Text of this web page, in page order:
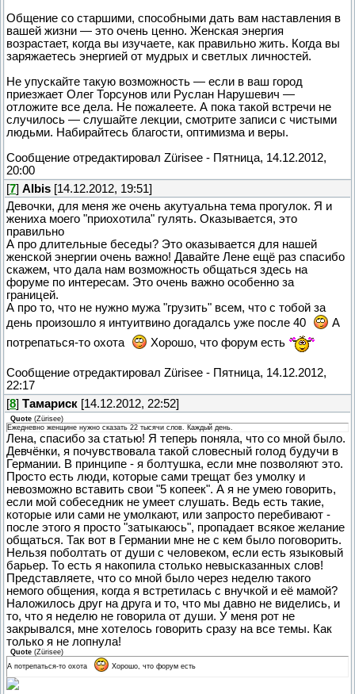
Общение со старшими, способными дать вам наставления в
вашей жизни — это очень ценно. Женская энергия
возрастает, когда вы изучаете, как правильно жить. Когда вы
заряжаетесь энергией от мудрых и светлых личностей.
Не упускайте такую возможность — если в ваш город
приезжает Олег Торсунов или Руслан Нарушевич —
отложите все дела. Не пожалеете. А пока такой встречи не
случилось — слушайте лекции, смотрите записи с чистыми
людьми. Набирайтесь благости, оптимизма и веры.
Сообщение отредактировал Zürisee - Пятница, 14.12.2012,
20:00
[7] Albis [14.12.2012, 19:51]
Девочки, для меня же очень акутуальна тема прогулок. Я и
жениха моего "приохотила" гулять. Оказывается, это
правильно
А про длительные беседы? Это оказывается для нашей
женской энергии очень важно! Давайте Лене ещё раз спасибо
скажем, что дала нам возможность общаться здесь на
форуме по интересам. Это очень важно особенно за
границей.
А про то, что не нужно мужа "грузить" всем, что с тобой за
день произошло я интуитвино догадалсь уже после 40
А
потрепаться-то охота
Хорошо, что форум есть
Сообщение отредактировал Zürisee - Пятница, 14.12.2012,
22:17
[8] Тамариск [14.12.2012, 22:52]
Quote (Zürisee)
Ежедневно женщине нужно сказать 22 тысячи слов. Каждый день.
Лена, спасибо за статью! Я теперь поняла, что со мной было.
Девчёнки, я почувствовала такой словесный голод будучи в
Германии. В принципе - я болтушка, если мне позволяют это.
Просто есть люди, которые сами трещат без умолку и
невозможно вставить свои "5 копеек". А я не умею говорить,
если мой собеседник не умеет слушать. Ведь есть такие,
которые или сами не умолкают, или запросто перебивают -
после этого я просто "затыкаюсь", пропадает всякое желание
общаться. Так вот в Германии мне не с кем было поговорить.
Нельзя поболтать от души с человеком, если есть языковый
барьер. То есть я накопила столько невысказанных слов!
Представляете, что со мной было через неделю такого
немого общения, когда я встретилась с внучкой и её мамой?
Наложилось друг на друга и то, что мы давно не виделись, и
то, что я неделю не говорила от души. У меня рот не
закрывался, мне хотелось говорить сразу на все темы. Как
только я не лопнула!
Quote (Zürisee)
А потрепаться-то охота
Хорошо, что форум есть